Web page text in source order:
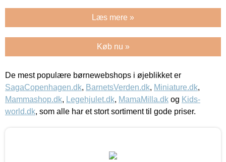
Læs mere »
Køb nu »
De mest populære børnewebshops i øjeblikket er
SagaCopenhagen.dk, BarnetsVerden.dk, Miniature.dk,
Mammashop.dk, Legehjulet.dk, MamaMilla.dk og Kids-
world.dk, som alle har et stort sortiment til gode priser.